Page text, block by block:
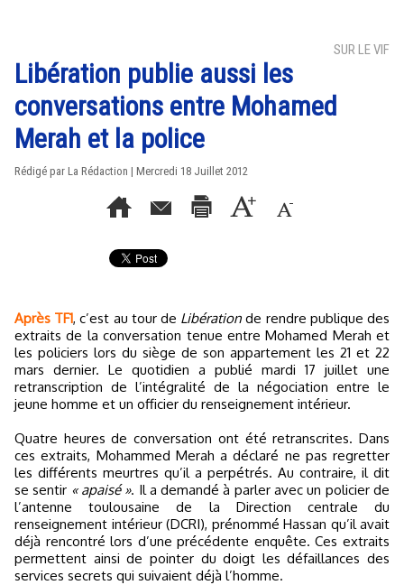
SUR LE VIF
Libération publie aussi les
conversations entre Mohamed
Merah et la police
Rédigé par La Rédaction | Mercredi 18 Juillet 2012
Après TF1, c’est au tour de Libération de rendre publique des
extraits de la conversation tenue entre Mohamed Merah et
les policiers lors du siège de son appartement les 21 et 22
mars dernier. Le quotidien a publié mardi 17 juillet une
retranscription de l’intégralité de la négociation entre le
jeune homme et un officier du renseignement intérieur.
Quatre heures de conversation ont été retranscrites. Dans
ces extraits, Mohammed Merah a déclaré ne pas regretter
les différents meurtres qu’il a perpétrés. Au contraire, il dit
se sentir « apaisé ». Il a demandé à parler avec un policier de
l’antenne toulousaine de la Direction centrale du
renseignement intérieur (DCRI), prénommé Hassan qu’il avait
déjà rencontré lors d’une précédente enquête. Ces extraits
permettent ainsi de pointer du doigt les défaillances des
services secrets qui suivaient déjà l’homme.